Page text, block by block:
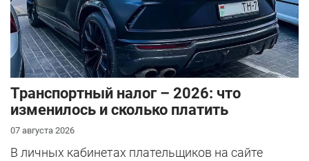
Транспортный налог – 2026: что
изменилось и сколько платить
07 августа 2026
В личных кабинетах плательщиков на сайте